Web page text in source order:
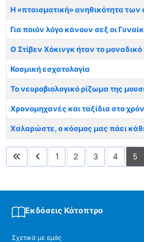
Η «πταισματική» ανηθικότητα
Για ποιόν λόγο κάνουν σεξ οι
Ο Στίβεν Χόκινγκ ήταν το
Κοσμική εσχατολογία
Το νευροβιολογικό ρίζωμα της
Χρονομηχανές και ταξίδια στο
Χαλαρώστε, ο κόσμος μας πάει
1 2 3 4 5
Εκδόσεις Κάτοπτρο
Σχετικά με εμάς